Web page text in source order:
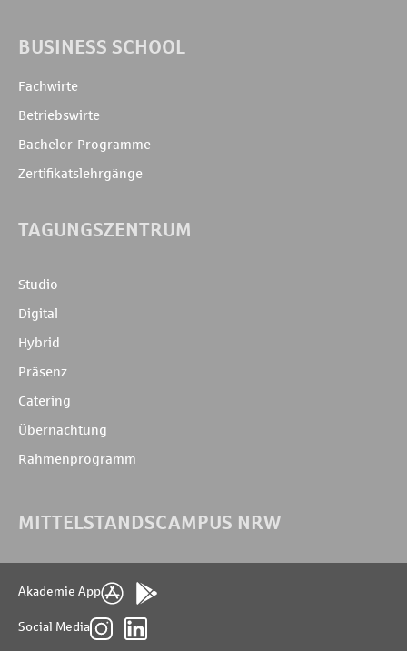
BUSINESS SCHOOL
Fachwirte
Betriebswirte
Bachelor-Programme
Zertifikatslehrgänge
TAGUNGSZENTRUM
Studio
Digital
Hybrid
Präsenz
Catering
Übernachtung
Rahmenprogramm
MITTELSTANDSCAMPUS NRW
Akademie App
Social Media